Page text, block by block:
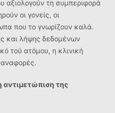
αξιολογούν τη συμπεριφορά
οι γονείς, οι
που το γνωρίζουν καλά.
και λήψης δεδομένων
τού ατόμου, η κλινική
αναφορές.
αντιμετώπιση της